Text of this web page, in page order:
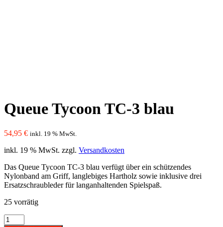
Queue Tycoon TC-3 blau
54,95 € inkl. 19 % MwSt.
inkl. 19 % MwSt. zzgl. Versandkosten
Das Queue Tycoon TC-3 blau verfügt über ein schützendes
Nylonband am Griff, langlebiges Hartholz sowie inklusive drei
Ersatzschraubleder für langanhaltenden Spielspaß.
25 vorrätig
Queue